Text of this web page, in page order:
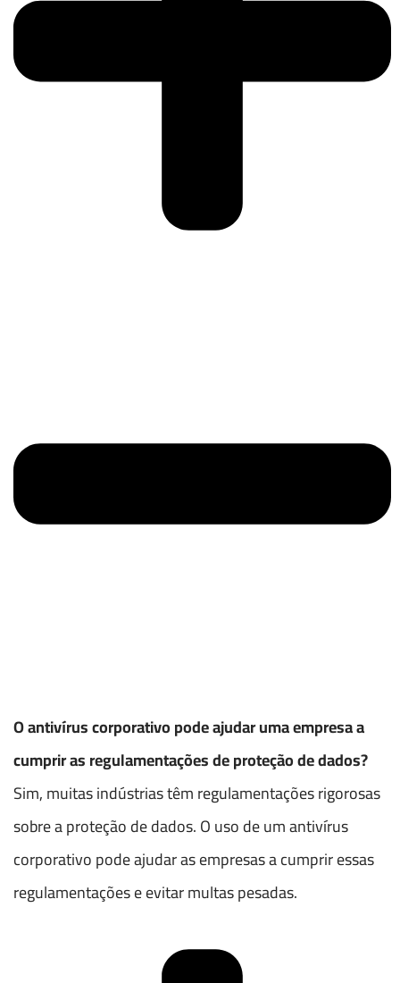
O antivírus corporativo pode ajudar uma empresa a
cumprir as regulamentações de proteção de dados?
Sim, muitas indústrias têm regulamentações rigorosas
sobre a proteção de dados. O uso de um antivírus
corporativo pode ajudar as empresas a cumprir essas
regulamentações e evitar multas pesadas.